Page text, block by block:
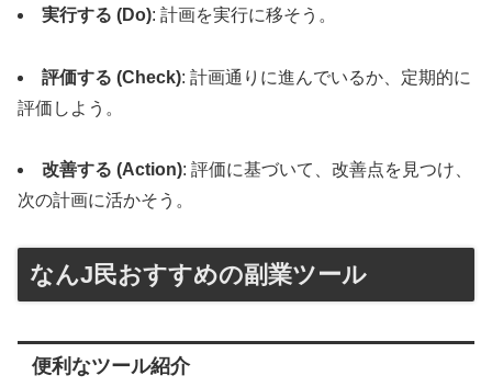
実行する (Do): 計画を実行に移そう。
評価する (Check): 計画通りに進んでいるか、定期的に
評価しよう。
改善する (Action): 評価に基づいて、改善点を見つけ、
次の計画に活かそう。
なんJ民おすすめの副業ツール
便利なツール紹介